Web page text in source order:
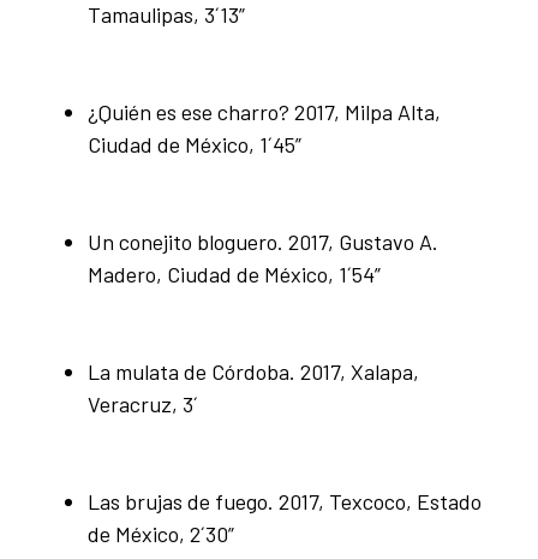
Tamaulipas, 3´13”
¿Quién es ese charro? 2017, Milpa Alta,
Ciudad de México, 1´45”
Un conejito bloguero. 2017, Gustavo A.
Madero, Ciudad de México, 1´54”
La mulata de Córdoba. 2017, Xalapa,
Veracruz, 3´
Las brujas de fuego. 2017, Texcoco, Estado
de México, 2´30”